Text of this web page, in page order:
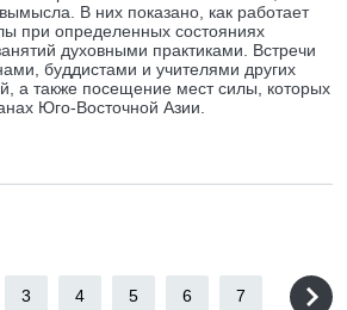
В них показано, как работает
при определенных состояниях
духовными практиками. Встречи
буддистами и учителями других
а также посещение мест силы, которых
Юго-Восточной Азии.
3 4 5 6 7